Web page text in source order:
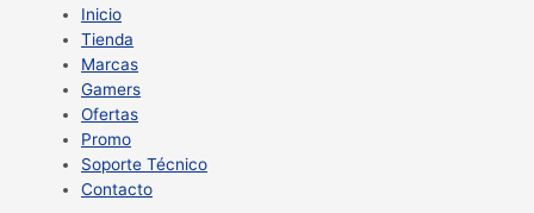
Inicio
Tienda
Marcas
Gamers
Ofertas
Promo
Soporte Técnico
Contacto